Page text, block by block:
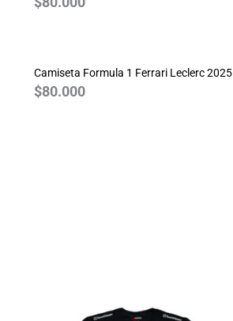
Camiseta Formula 1 Ferrari Leclerc 2025
$80.000